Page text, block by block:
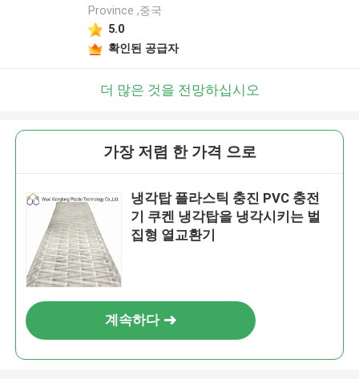
Province ,중국
5.0
확인된 공급자
더 많은 것을 전망하십시오
가장 저렴 한 가격 으로
냉각탑 플라스틱 충진 PVC 충전
기 쿠켄 냉각탑을 냉각시키는 벌
집형 열교환기
계속하다